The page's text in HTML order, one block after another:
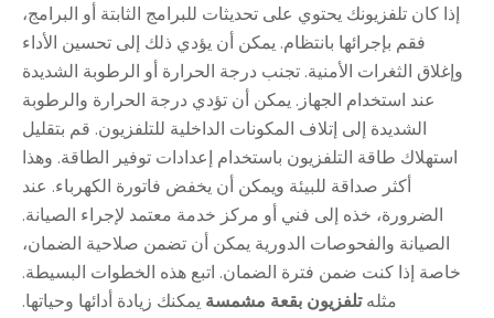
إذا كان تلفزيونك يحتوي على تحديثات للبرامج الثابتة أو البرامج،
فقم بإجرائها بانتظام. يمكن أن يؤدي ذلك إلى تحسين الأداء
وإغلاق الثغرات الأمنية. تجنب درجة الحرارة أو الرطوبة الشديدة
عند استخدام الجهاز. يمكن أن تؤدي درجة الحرارة والرطوبة
الشديدة إلى إتلاف المكونات الداخلية للتلفزيون. قم بتقليل
استهلاك طاقة التلفزيون باستخدام إعدادات توفير الطاقة. وهذا
أكثر صداقة للبيئة ويمكن أن يخفض فاتورة الكهرباء. عند
الضرورة، خذه إلى فني أو مركز خدمة معتمد لإجراء الصيانة.
الصيانة والفحوصات الدورية يمكن أن تضمن صلاحية الضمان،
خاصة إذا كنت ضمن فترة الضمان. اتبع هذه الخطوات البسيطة.
مثلهتلفزيون بقعة مشمسةيمكنك زيادة أدائها وحياتها.